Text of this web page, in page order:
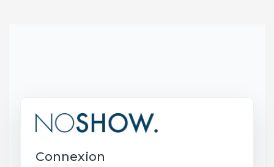
Connexion